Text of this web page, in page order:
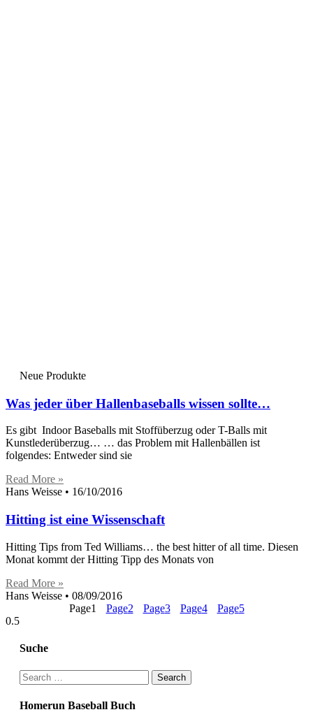
Neue Produkte
Was jeder über Hallenbaseballs wissen sollte…
Es gibt Indoor Baseballs mit Stoffüberzug oder T-Balls mit
Kunstlederüberzug… … das Problem mit Hallenbällen ist
folgendes: Entweder sind sie
Read More »
Hans Weisse
16/10/2016
Hitting ist eine Wissenschaft
Hitting Tips from Ted Williams… the best hitter of all time. Diesen
Monat kommt der Hitting Tipp des Monats von
Read More »
Hans Weisse
08/09/2016
Page1 Page2 Page3 Page4 Page5
Suche
Search
for:
Homerun Baseball Buch